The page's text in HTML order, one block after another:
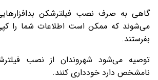
گاهی به صرف نصب فیلترشکن
می‌شوند که ممکن است اطلاعات شما را
بفرستند.
توصیه می‌شود شهروندان از نصب
نامشخص دارد خودداری کنند.